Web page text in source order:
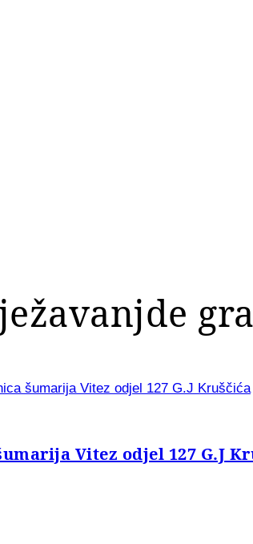
šumarija Vitez odjel 127 G.J Kruščića
Vitez odjel 127 G.J